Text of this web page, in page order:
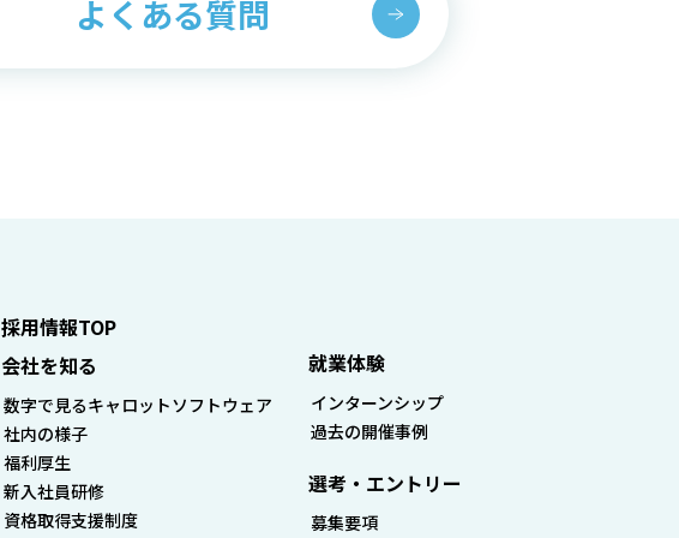
よくある質問
採用情報TOP
会社を知る
数字で見るキャロットソフトウェア
社内の様子
福利厚生
新入社員研修
資格取得支援制度
就業体験
インターンシップ
過去の開催事例
選考・エントリー
募集要項